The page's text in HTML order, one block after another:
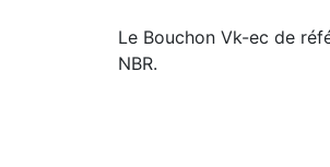
Le Bouchon Vk-ec de
NBR.